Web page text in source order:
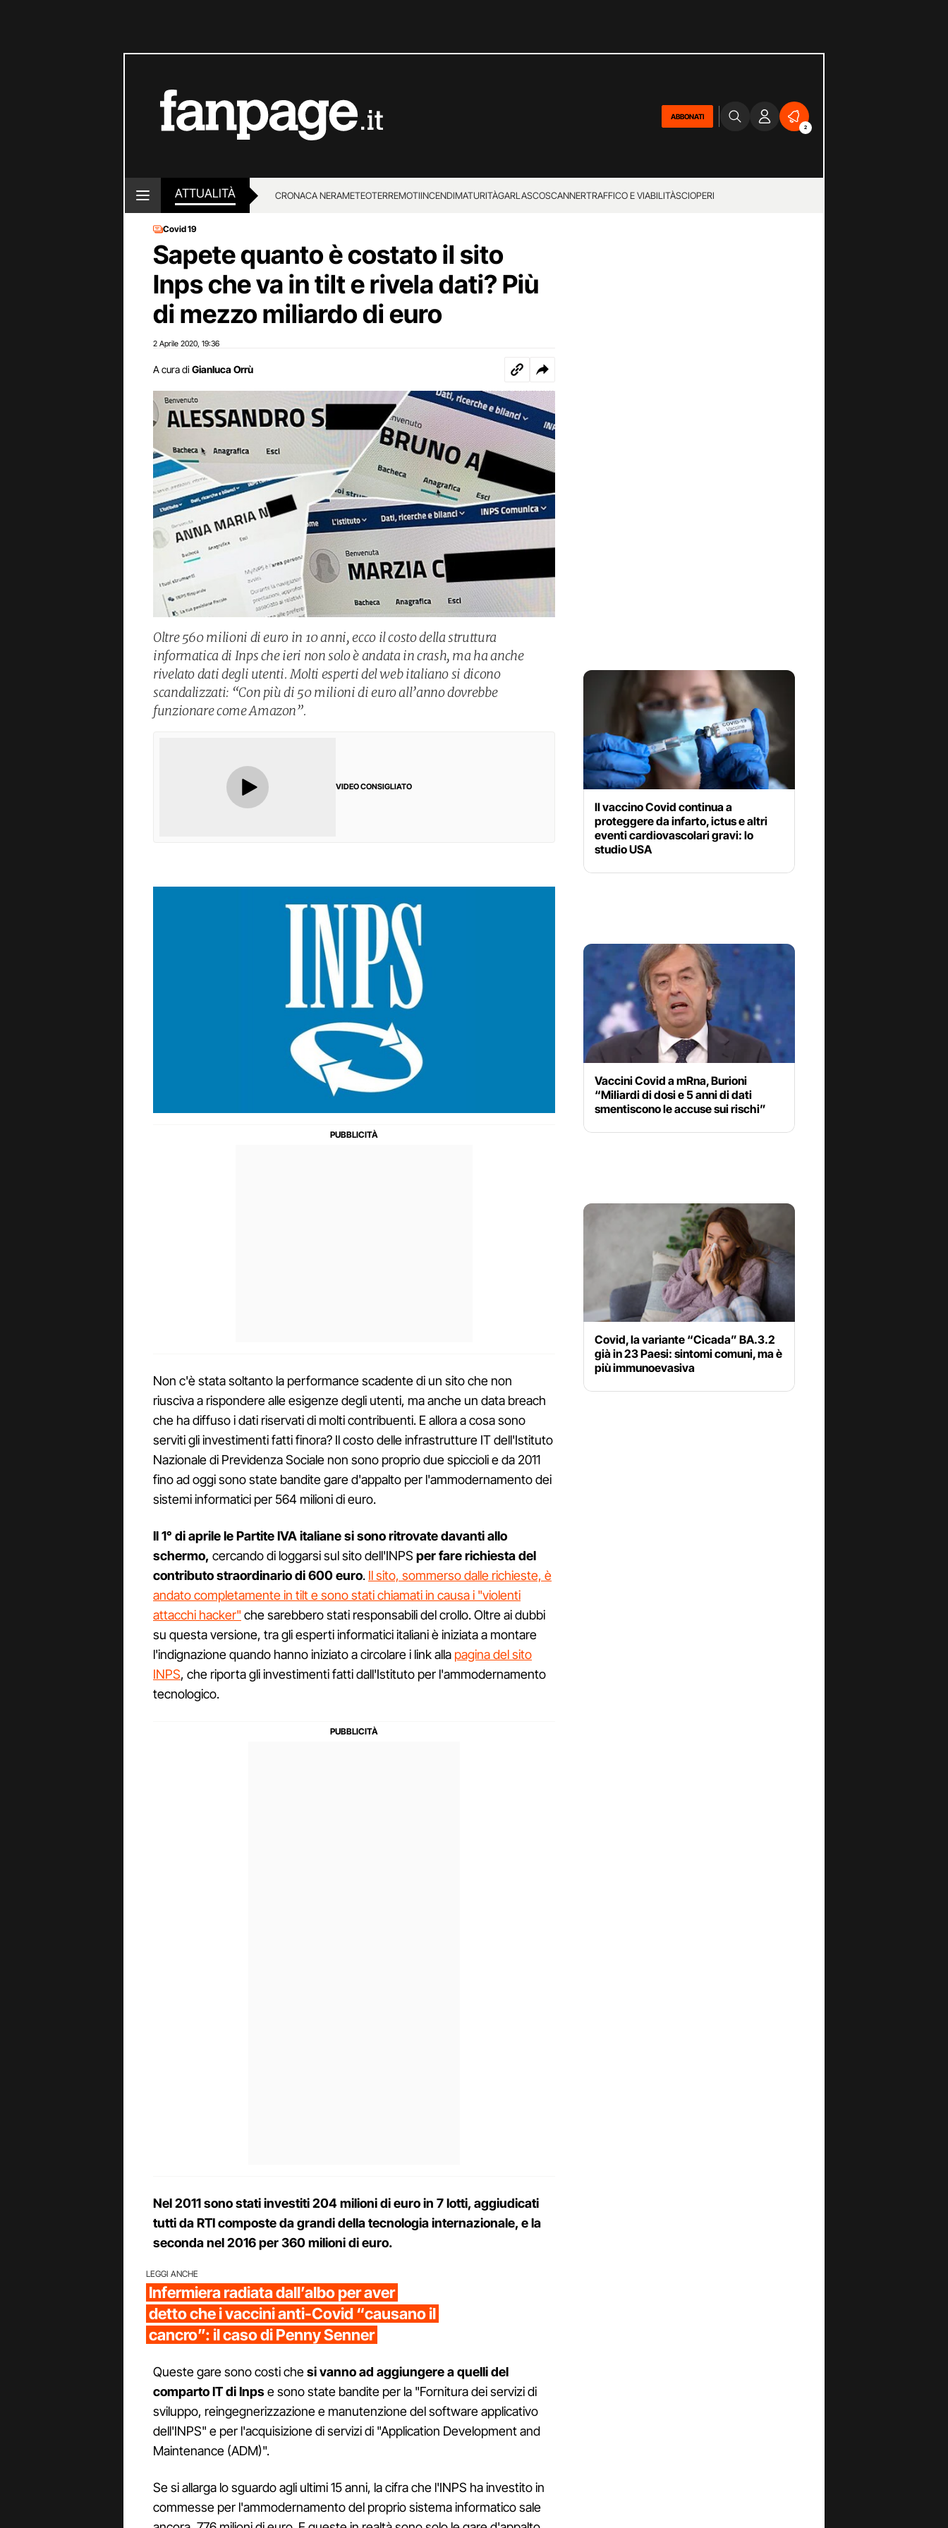
ABBONATI
2
ATTUALITÀ CRONACA NERAMETEOTERREMOTIINCENDIMATURITÀGARLASCOSCANNERTRAFFICO E VIABILITÀSCIOPERI
Covid 19
Sapete quanto è costato il sito
Inps che va in tilt e rivela dati? Più
di mezzo miliardo di euro
2 Aprile 2020 19:36
A cura di Gianluca Orrù
Oltre 560 milioni di euro in 10 anni, ecco il costo della struttura
informatica di Inps che ieri non solo è andata in crash, ma ha anche
rivelato dati degli utenti. Molti esperti del web italiano si dicono
scandalizzati: “Con più di 50 milioni di euro all’anno dovrebbe
funzionare come Amazon”.
VIDEO CONSIGLIATO
Non c'è stata soltanto la performance scadente di un sito che non
riusciva a rispondere alle esigenze degli utenti, ma anche un data breach
che ha diffuso i dati riservati di molti contribuenti. E allora a cosa sono
serviti gli investimenti fatti finora? Il costo delle infrastrutture IT dell'Istituto
Nazionale di Previdenza Sociale non sono proprio due spiccioli e da 2011
fino ad oggi sono state bandite gare d'appalto per l'ammodernamento dei
sistemi informatici per 564 milioni di euro.
Il 1° di aprile le Partite IVA italiane si sono ritrovate davanti allo
schermo, cercando di loggarsi sul sito dell'INPS per fare richiesta del
contributo straordinario di 600 euro. Il sito, sommerso dalle richieste, è
andato completamente in tilt e sono stati chiamati in causa i "violenti
attacchi hacker" che sarebbero stati responsabili del crollo. Oltre ai dubbi
su questa versione, tra gli esperti informatici italiani è iniziata a montare
l'indignazione quando hanno iniziato a circolare i link alla pagina del sito
INPS, che riporta gli investimenti fatti dall'Istituto per l'ammodernamento
tecnologico.
Nel 2011 sono stati investiti 204 milioni di euro in 7 lotti, aggiudicati
tutti da RTI composte da grandi della tecnologia internazionale, e la
seconda nel 2016 per 360 milioni di euro.
LEGGI ANCHE
Infermiera radiata dall’albo per aver
detto che i vaccini anti-Covid “causano il
cancro”: il caso di Penny Senner
Queste gare sono costi chesi vanno ad aggiungere a quelli del
comparto IT di Inpse sono state bandite per la "Fornitura dei servizi di
sviluppo, reingegnerizzazione e manutenzione del software applicativo
dell'INPS" e per l'acquisizione di servizi di "Application Development and
Maintenance (ADM)".
Se si allarga lo sguardo agli ultimi 15 anni, la cifra che l'INPS ha investito in
commesse per l'ammodernamento del proprio sistema informatico sale
Il vaccino Covid continua a
proteggere da infarto, ictus e altri
eventi cardiovascolari gravi: lo
studio USA
Vaccini Covid a mRna, Burioni
“Miliardi di dosi e 5 anni di dati
smentiscono le accuse sui rischi”
Covid, la variante “Cicada” BA.3.2
già in 23 Paesi: sintomi comuni, ma è
più immunoevasiva